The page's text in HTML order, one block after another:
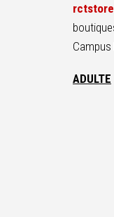
Campus
ADULTE